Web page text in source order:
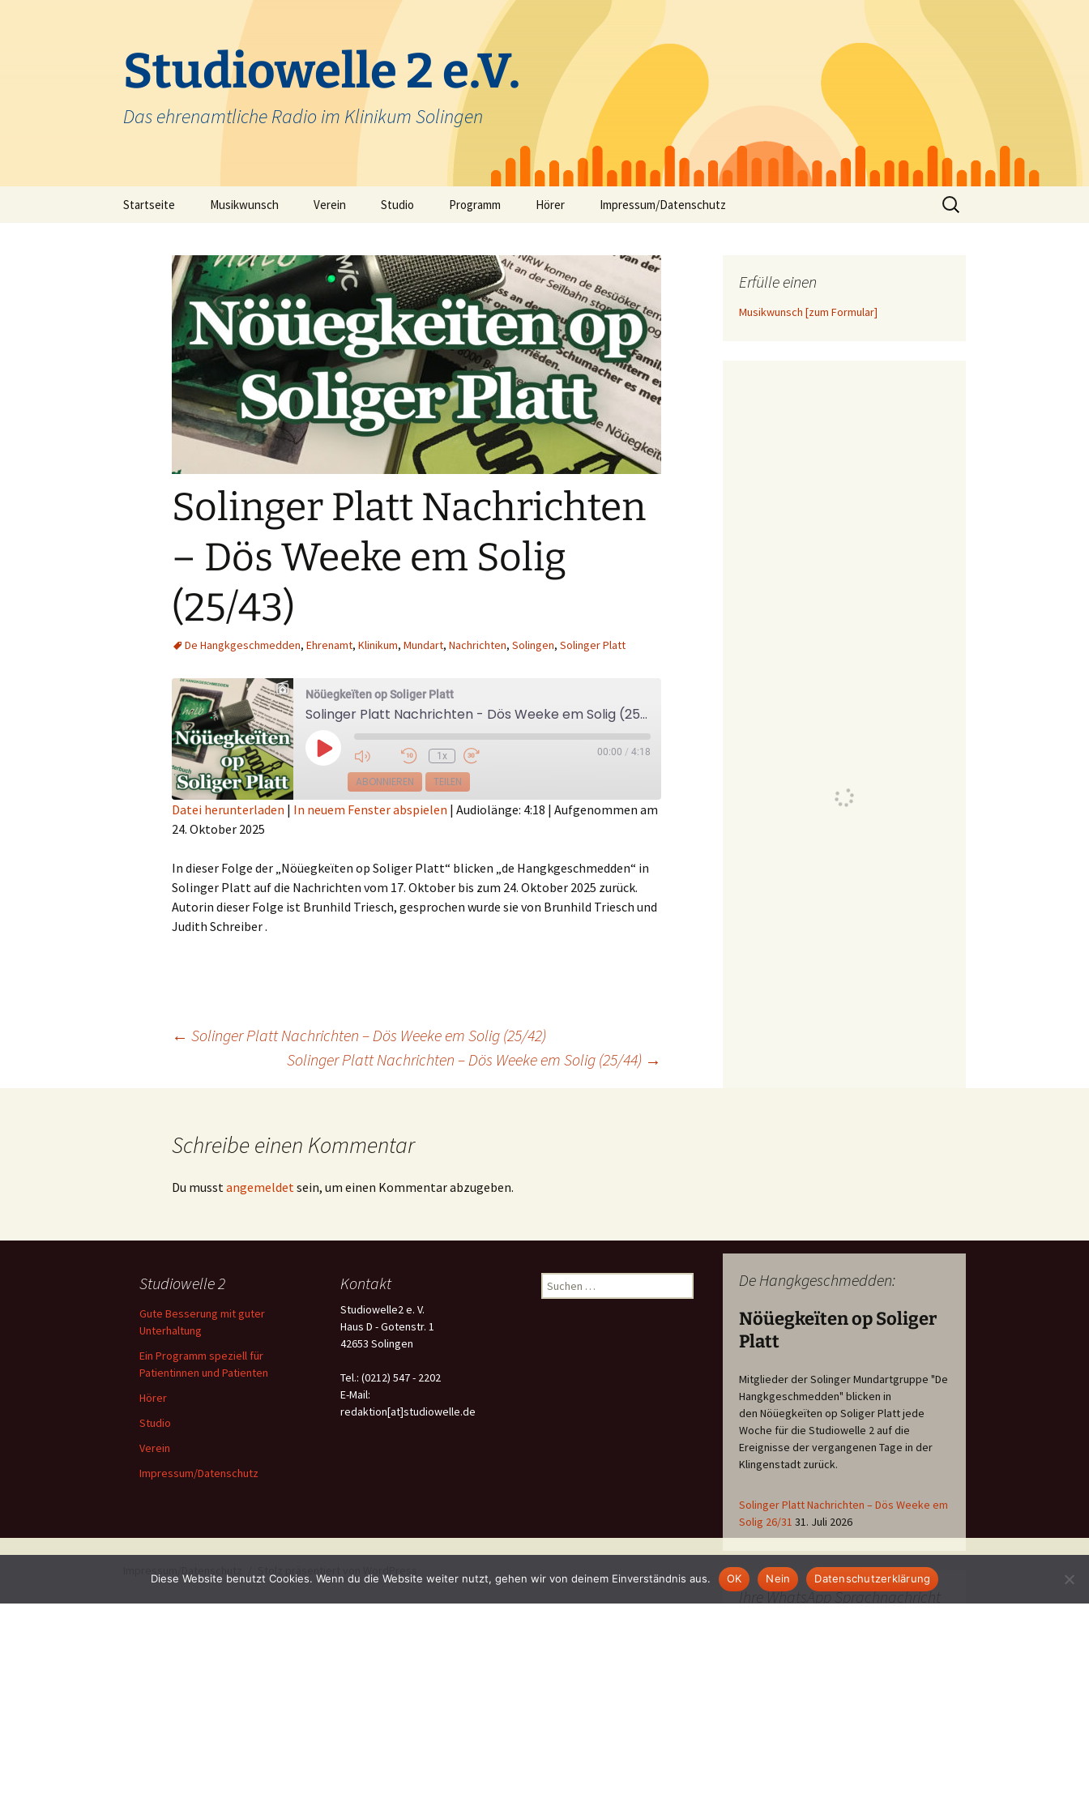
Studiowelle 2 e.V.
Das ehrenamtliche Radio im Klinikum Solingen
Startseite Musikwunsch Verein
Krankenhausfunk
Studio Programm
Platt – aktuelle Mundart
Jeck im Klinikum
TV-Angebot
Hörer Impressum/Datenschutz
Suchen
nach:
Solinger Platt Nachrichten
– Dös Weeke em Solig
(25/43)
De Hangkgeschmedden, Ehrenamt, Klinikum, Mundart, Nachrichten, Solingen, Solinger Platt
Nöüegkeïten op Soliger Platt
Solinger Platt Nachrichten - Dös Weeke em Solig (25/43)
Play
Episode
1x 00:00 / 4:18
ABONNIEREN TEILEN
TEILEN
LINK
EMBED
Datei herunterladen | In neuem Fenster abspielen | Audiolänge: 4:18 | Aufgenommen am
24. Oktober 2025
In dieser Folge der „Nöüegkeïten op Soliger Platt“ blicken „de Hangkgeschmedden“ in
Solinger Platt auf die Nachrichten vom 17. Oktober bis zum 24. Oktober 2025 zurück.
Autorin dieser Folge ist Brunhild Triesch, gesprochen wurde sie von Brunhild Triesch und
Judith Schreiber .
Beitragsnavigation
← Solinger Platt Nachrichten – Dös Weeke em Solig (25/42)
Solinger Platt Nachrichten – Dös Weeke em Solig (25/44) →
Schreibe einen Kommentar
Du musstangemeldetsein, um einen Kommentar abzugeben.
Erfülle einen
Musikwunsch [zum Formular]
De Hangkgeschmedden:
Nöüegkeïten op Soliger
Platt
Mitglieder der Solinger Mundartgruppe "De
Hangkgeschmedden" blicken in
den Nöüegkeïten op Soliger Platt jede
Woche für die Studiowelle 2 auf die
Ereignisse der vergangenen Tage in der
Klingenstadt zurück.
Solinger Platt Nachrichten – Dös Weeke em
Solig 26/31 31. Juli 2026
Ihre WhatsApp Sprachnachricht
Studiowelle 2
Gute Besserung mit guter
Unterhaltung
Ein Programm speziell für
Patientinnen und Patienten
Hörer
Studio
Verein
Impressum/Datenschutz
Kontakt
Studiowelle2 e. V.
Haus D - Gotenstr. 1
42653 Solingen
Tel.: (0212) 547 - 2202
E-Mail:
redaktion[at]studiowelle.de
Suchen
nach:
Diese Website benutzt Cookies. Wenn du die Website weiter nutzt, gehen wir von deinem Einverständnis aus. OK Nein Datenschutzerklärung